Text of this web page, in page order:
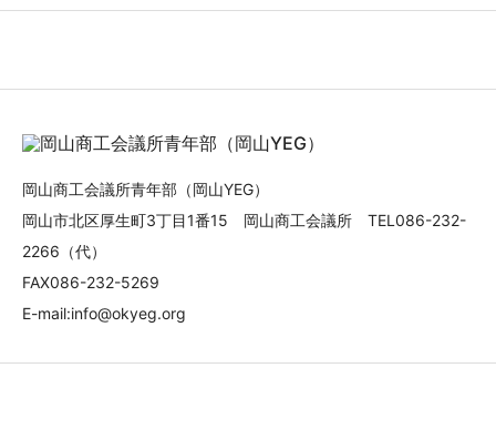
岡山商工会議所青年部（岡山YEG）
岡山市北区厚生町3丁目1番15 岡山商工会議所 TEL086-232-
2266（代）
FAX086-232-5269
E-mail:info@okyeg.org